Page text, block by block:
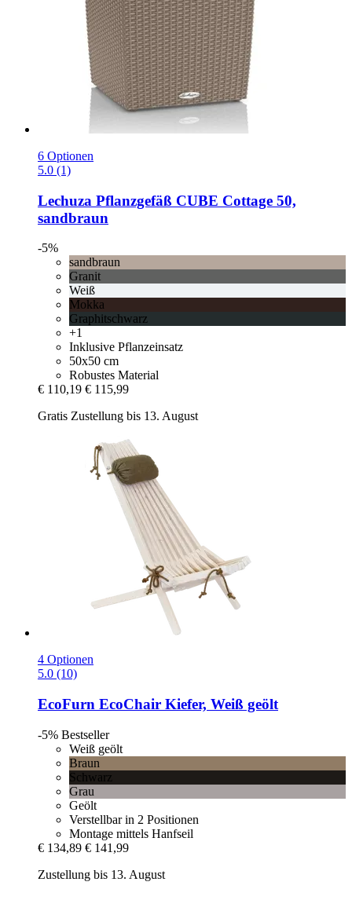
6 Optionen
5.0 (1)
Lechuza Pflanzgefäß CUBE Cottage 50,
sandbraun
-5%
sandbraun
Granit
Weiß
Mokka
Graphitschwarz
+1
Inklusive Pflanzeinsatz
50x50 cm
Robustes Material
€ 110,19 € 115,99
Gratis Zustellung bis 13. August
4 Optionen
5.0 (10)
EcoFurn EcoChair Kiefer, Weiß geölt
-5% Bestseller
Weiß geölt
Braun
Schwarz
Grau
Geölt
Verstellbar in 2 Positionen
Montage mittels Hanfseil
€ 134,89 € 141,99
Zustellung bis 13. August